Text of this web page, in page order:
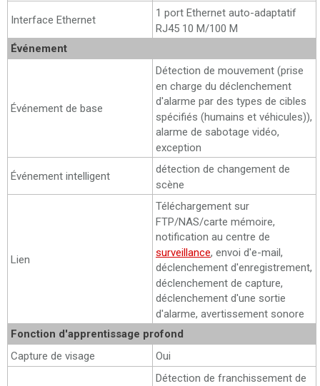
Interface Ethernet
1 port Ethernet auto-adaptatif
RJ45 10 M/100 M
Événement
Événement de base
Détection de mouvement (prise
en charge du déclenchement
d'alarme par des types de cibles
spécifiés (humains et véhicules)),
alarme de sabotage vidéo,
exception
Événement intelligent
détection de changement de
scène
Lien
Téléchargement sur
FTP/NAS/carte mémoire,
notification au centre de
surveillance, envoi d'e-mail,
déclenchement d'enregistrement,
déclenchement de capture,
déclenchement d'une sortie
d'alarme, avertissement sonore
Fonction d'apprentissage profond
Capture de visage
Oui
Détection de franchissement de